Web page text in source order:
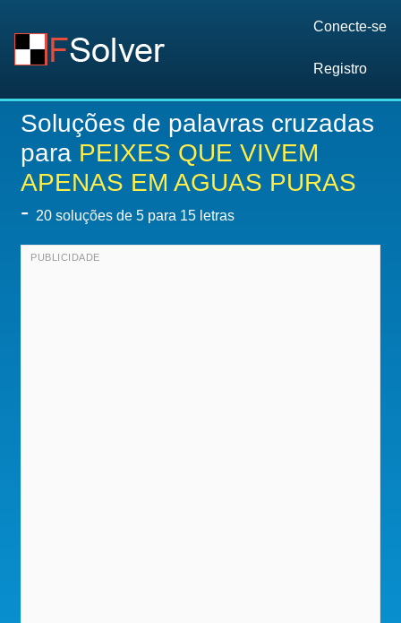
Conecte-se
Registro
Soluções de palavras cruzadas
para PEIXES QUE VIVEM
APENAS EM AGUAS PURAS
- 20 soluções de 5 para 15 letras